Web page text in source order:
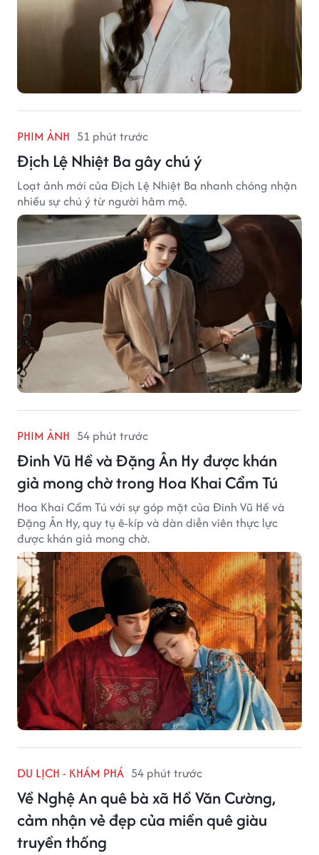
PHIM ẢNH 51 phút trước
Địch Lệ Nhiệt Ba gây chú ý
Loạt ảnh mới của Địch Lệ Nhiệt Ba nhanh chóng nhận
nhiều sự chú ý từ người hâm mộ.
PHIM ẢNH 54 phút trước
Đinh Vũ Hề và Đặng Ân Hy được khán
giả mong chờ trong Hoa Khai Cẩm Tú
Hoa Khai Cẩm Tú với sự góp mặt của Đinh Vũ Hề và
Đặng Ân Hy, quy tụ ê-kíp và dàn diễn viên thực lực
được khán giả mong chờ.
DU LỊCH - KHÁM PHÁ 54 phút trước
Về Nghệ An quê bà xã Hồ Văn Cường,
cảm nhận vẻ đẹp của miền quê giàu
truyền thống